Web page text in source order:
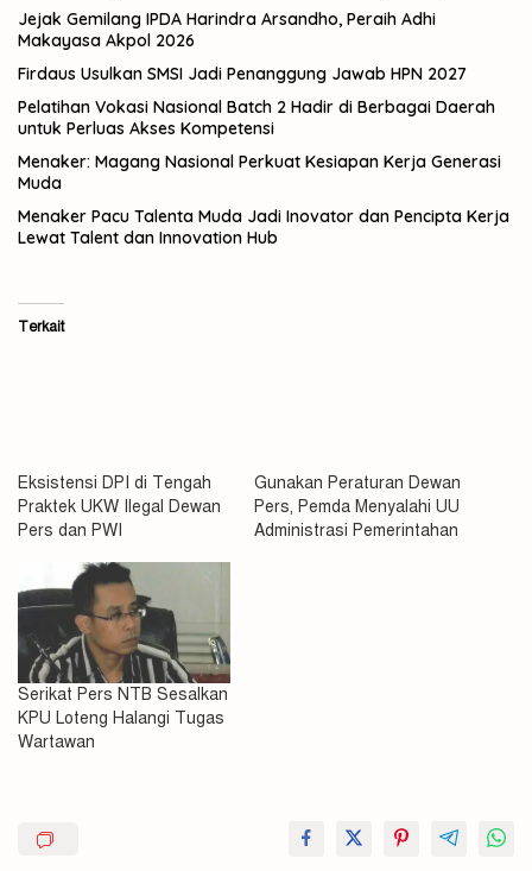
Jejak Gemilang IPDA Harindra Arsandho, Peraih Adhi
Makayasa Akpol 2026
Firdaus Usulkan SMSI Jadi Penanggung Jawab HPN 2027
Pelatihan Vokasi Nasional Batch 2 Hadir di Berbagai Daerah
untuk Perluas Akses Kompetensi
Menaker: Magang Nasional Perkuat Kesiapan Kerja Generasi
Muda
Menaker Pacu Talenta Muda Jadi Inovator dan Pencipta Kerja
Lewat Talent dan Innovation Hub
Terkait
Eksistensi DPI di Tengah
Praktek UKW Ilegal Dewan
Pers dan PWI
Gunakan Peraturan Dewan
Pers, Pemda Menyalahi UU
Administrasi Pemerintahan
Serikat Pers NTB Sesalkan
KPU Loteng Halangi Tugas
Wartawan